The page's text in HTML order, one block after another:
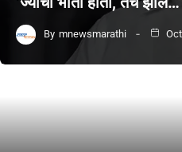
By mnewsmarathi